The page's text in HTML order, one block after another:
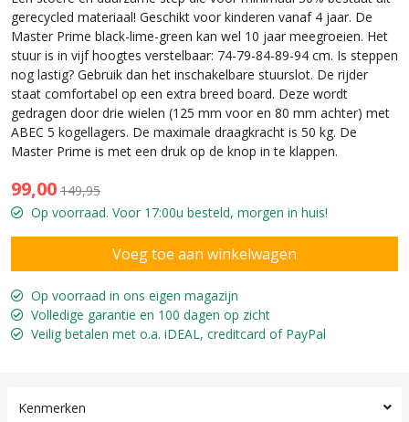
gerecycled materiaal! Geschikt voor kinderen vanaf 4 jaar. De
Master Prime black-lime-green kan wel 10 jaar meegroeien. Het
stuur is in vijf hoogtes verstelbaar: 74-79-84-89-94 cm. Is steppen
nog lastig? Gebruik dan het inschakelbare stuurslot. De rijder
staat comfortabel op een extra breed board. Deze wordt
gedragen door drie wielen (125 mm voor en 80 mm achter) met
ABEC 5 kogellagers. De maximale draagkracht is 50 kg. De
Master Prime is met een druk op de knop in te klappen.
99,00 149,95
Op voorraad. Voor 17:00u besteld, morgen in huis!
Op voorraad in ons eigen magazijn
Volledige garantie en 100 dagen op zicht
Veilig betalen met o.a. iDEAL, creditcard of PayPal
Kenmerken